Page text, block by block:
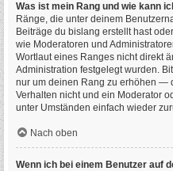
Was ist mein Rang und wie kann
Ränge, die unter deinem
Beiträge du bislang erstellt hast
wie Moderatoren und
Wortlaut eines Ranges nicht direkt
Administration festgelegt wurden.
nur um deinen Rang zu erhöhen —
Verhalten nicht und ein Moderator
unter Umständen einfach wieder
Nach oben
Wenn ich bei einem Benutzer auf